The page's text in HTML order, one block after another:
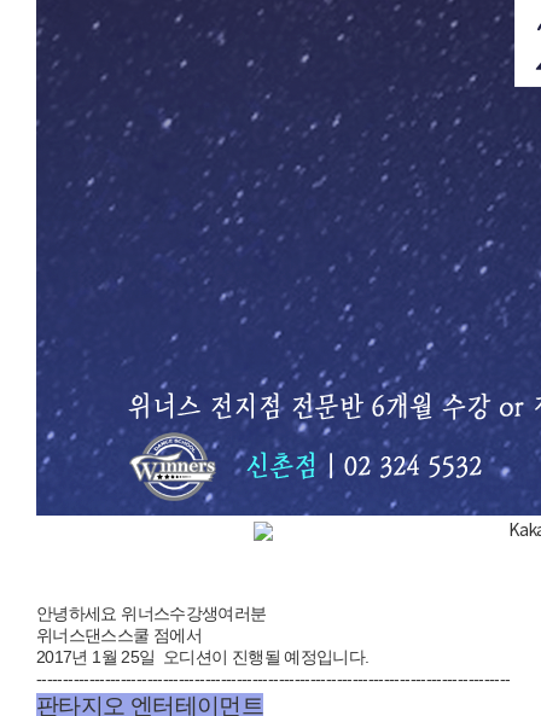
안녕하세요 위너스수강생여러분
위너스댄스스쿨 점에서
2017년 1월 25일
오디션이 진행될 예정입니다.
------------------------------------------------------------------------------------------
판타지오 엔터테이먼트